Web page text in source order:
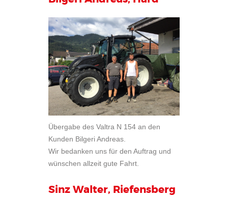
Übergabe des Valtra N 154 an den
Kunden Bilgeri Andreas.
Wir bedanken uns für den Auftrag und
wünschen allzeit gute Fahrt.
Sinz Walter, Riefensberg